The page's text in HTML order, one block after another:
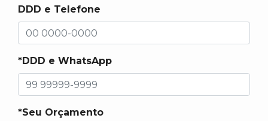
DDD e Telefone
*DDD e WhatsApp
*Seu Orçamento